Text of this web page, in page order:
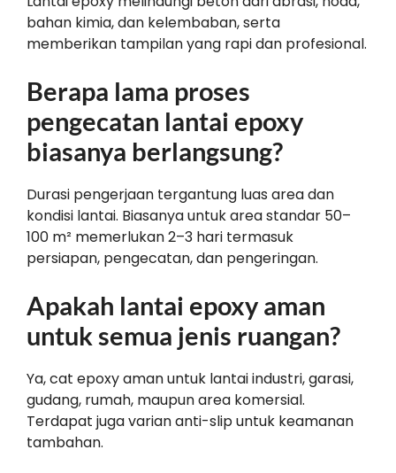
bahan kimia, dan kelembaban, serta
memberikan tampilan yang rapi dan profesional.
Berapa lama proses
pengecatan lantai epoxy
biasanya berlangsung?
Durasi pengerjaan tergantung luas area dan
kondisi lantai. Biasanya untuk area standar 50–
100 m² memerlukan 2–3 hari termasuk
persiapan, pengecatan, dan pengeringan.
Apakah lantai epoxy aman
untuk semua jenis ruangan?
Ya, cat epoxy aman untuk lantai industri, garasi,
gudang, rumah, maupun area komersial.
Terdapat juga varian anti-slip untuk keamanan
tambahan.